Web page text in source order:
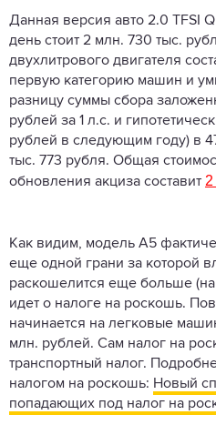
Данная версия авто 2.0 TFSI
день стоит 2 млн. 730 тыс.
двухлитрового двигателя
первую категорию машин и
разницу суммы сбора
рублей за 1 л.с. и
рублей в следующим году) в
тыс. 773 рубля. Общая
обновления акциза составит
Как видим, модель A5
еще одной грани за которой
раскошелится еще больше (на
идет о налоге на роскошь.
начинается на легковые
млн. рублей. Сам налог на
транспортный налог.
налогом на роскошь: Новый
попадающих под налог на